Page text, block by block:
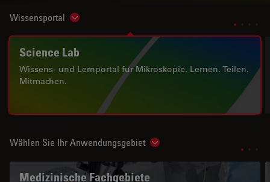
Wissensportal Show subnavigation
Science Lab
Wissens- und Lernportal für Mikroskopie. Lernen. Teilen.
Mitmachen.
Wählen Sie Ihr Anwendungsgebiet Show subnavigation
Medizinische Fachgebiete